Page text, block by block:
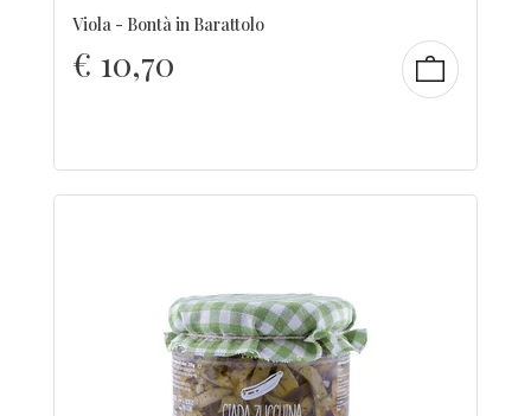
Viola - Bontà in Barattolo
€ 10,70